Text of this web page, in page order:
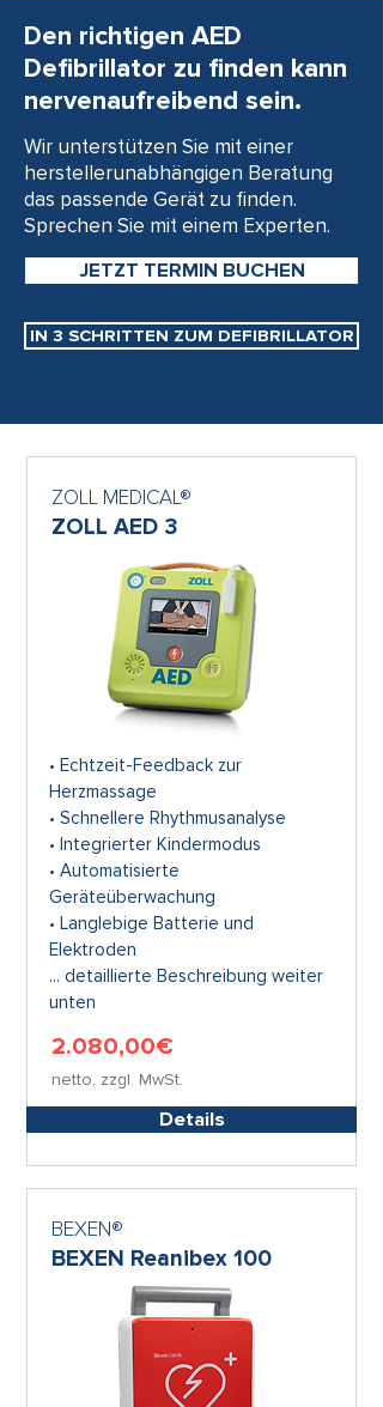
Den richtigen AED
Defibrillator zu finden kann
nervenaufreibend sein.
Wir unterstützen Sie mit einer
herstellerunabhängigen Beratung
das passende Gerät zu finden.
Sprechen Sie mit einem Experten.
JETZT TERMIN BUCHEN
IN 3 SCHRITTEN ZUM DEFIBRILLATOR
ZOLL MEDICAL®
ZOLL AED 3
• Echtzeit-Feedback zur
Herzmassage
• Schnellere Rhythmusanalyse
• Integrierter Kindermodus
• Automatisierte
Geräteüberwachung
• Langlebige Batterie und
Elektroden
... detaillierte Beschreibung weiter
unten
2.080,00€
netto, zzgl. MwSt.
Details
BEXEN®
BEXEN Reanibex 100